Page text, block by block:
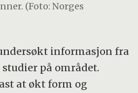
(Foto: Norges
informasjon fra
på området.
at økt form og